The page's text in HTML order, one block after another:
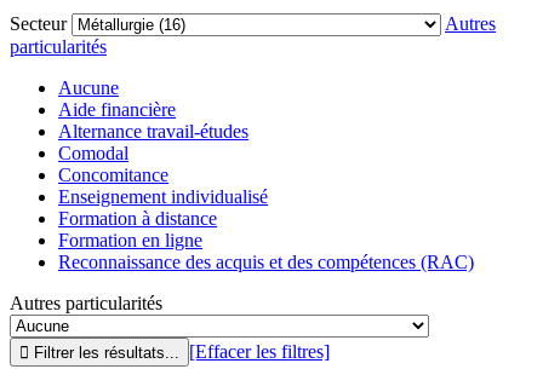
Secteur
Autres
particularités
Aucune
Aide financière
Alternance travail-études
Comodal
Concomitance
Enseignement individualisé
Formation à distance
Formation en ligne
Reconnaissance des acquis et des compétences (RAC)
Autres particularités
[Effacer les filtres]